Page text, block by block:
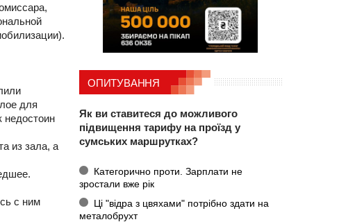
для
недостоин
из зала, а
с ним
ОПИТУВАННЯ
Як ви ставитеся до можливого
підвищення тарифу на проїзд у
сумських маршрутках?
Категорично проти. Зарплати не
зростали вже рік
Ці "відра з цвяхами" потрібно здати на
металобрухт